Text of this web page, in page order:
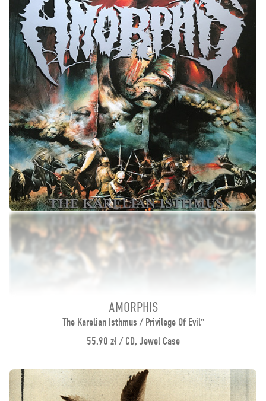
AMORPHIS
The Karelian Isthmus / Privilege Of Evil"
55.90 zł / CD, Jewel Case